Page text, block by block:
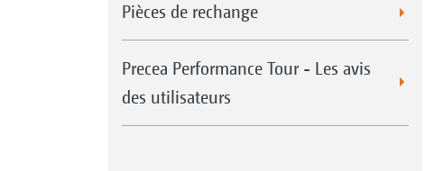
Pièces de rechange
Precea Performance Tour - Les avis
des utilisateurs